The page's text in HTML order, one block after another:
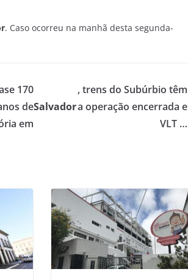
. Caso ocorreu na manhã desta segunda-
170
de
em
Salvador
, trens do Subúrbio têm
a operação encerrada e
VLT …